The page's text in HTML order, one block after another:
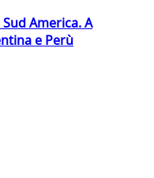
America. A
e Perù